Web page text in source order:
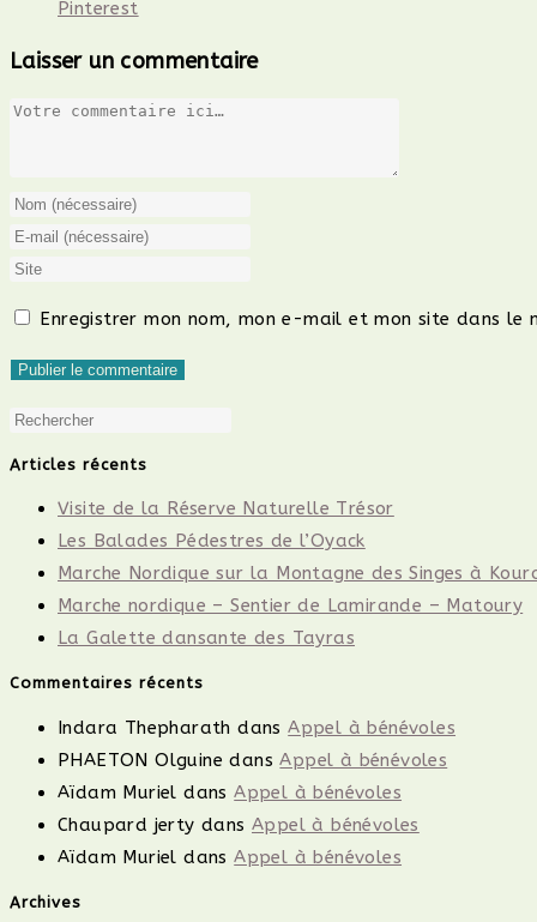
Pinterest
Laisser un commentaire
Comment
Enter
your
name
username
to
Enter
your
address
to
Saisir
de
votre
(facultatif)
Enregistrer mon nom, mon e-mail et mon site dans le
close
the
search
panel.
Articles récents
Visite de la Réserve Naturelle Trésor
Les Balades Pédestres de l’Oyack
Marche Nordique sur la Montagne des Singes à
Marche nordique – Sentier de Lamirande – Matoury
La Galette dansante des Tayras
Commentaires récents
Indara Thepharath dansAppel à bénévoles
PHAETON Olguine dansAppel à bénévoles
Aïdam Muriel dansAppel à bénévoles
Chaupard jerty dansAppel à bénévoles
Aïdam Muriel dansAppel à bénévoles
Archives